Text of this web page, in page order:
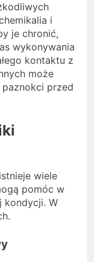
i
je chronić,
wykonywania
kontaktu z
może
przed
wiele
pomóc w
kondycji. W